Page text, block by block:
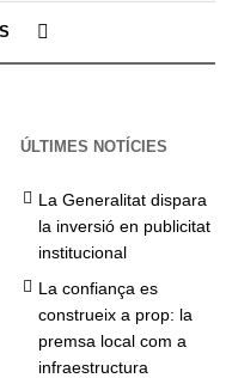
ÚLTIMES NOTÍCIES
La Generalitat dispara
la inversió en publicitat
institucional
La confiança es
construeix a prop: la
premsa local com a
infraestructura